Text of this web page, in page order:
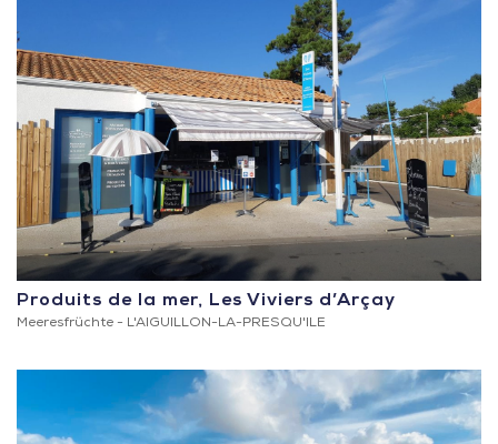
Produits de la mer, Les Viviers d’Arçay
Meeresfrüchte - L'AIGUILLON-LA-PRESQU'ILE